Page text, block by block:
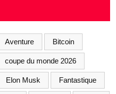
Aventure Bitcoin
coupe du monde 2026
Elon Musk Fantastique